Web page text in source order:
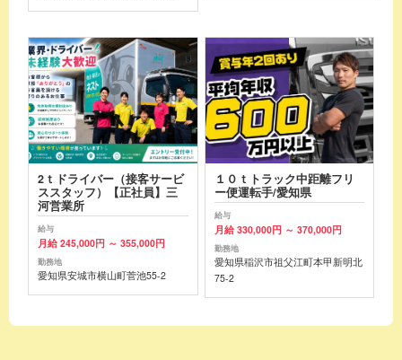
2ｔドライバー（接客サービ
ススタッフ）【正社員】三
河営業所
給与
月給 245,000円 ～ 355,000円
勤務地
愛知県安城市横山町菅池55-2
１０ｔトラック中距離フリ
ー便運転手/愛知県
給与
月給 330,000円 ～ 370,000円
勤務地
愛知県稲沢市祖父江町本甲新明北
75-2